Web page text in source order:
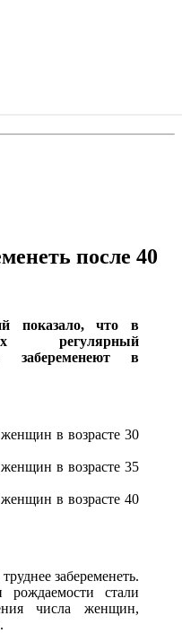
после 40
показало, что в
регулярный
забеременеют в
в возрасте 30
в возрасте 35
в возрасте 40
забеременеть.
стали
числа женщин,